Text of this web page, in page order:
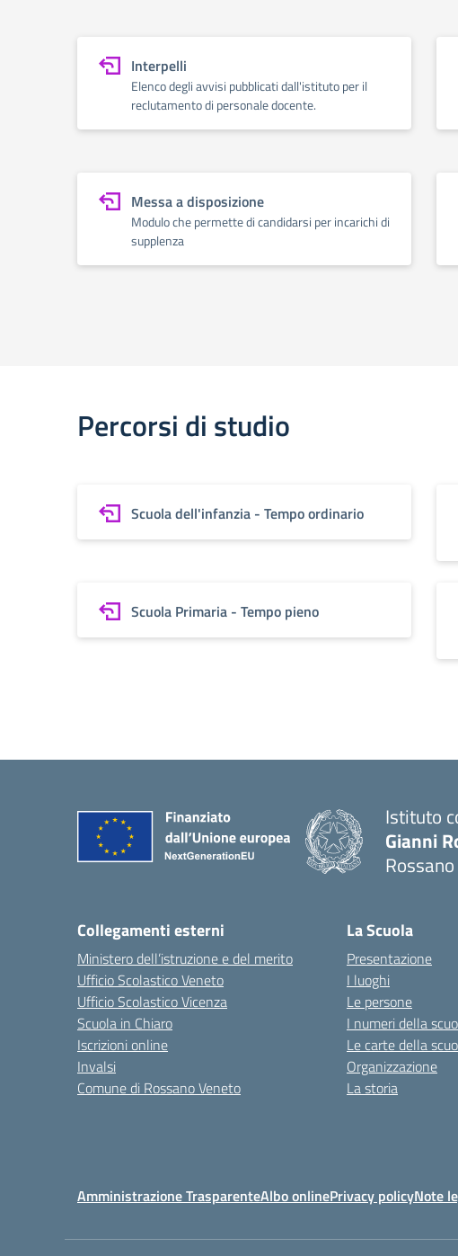
Interpelli
Elenco degli avvisi pubblicati dall'istituto per il
reclutamento di personale docente.
Messa a disposizione
Modulo che permette di candidarsi per incarichi di
supplenza
Percorsi di studio
Scuola dell'infanzia - Tempo ordinario
Scuola Primaria - Tempo pieno
Istituto
Gianni
Collegamenti esterni
Ministero dell’istruzione e del merito
Ufficio Scolastico Veneto
Ufficio Scolastico Vicenza
Scuola in Chiaro
Iscrizioni online
Invalsi
Comune di Rossano Veneto
La Scuola
Presentazione
I luoghi
Le persone
I numeri della
Le carte della
Organizzazione
La storia
Amministrazione TrasparenteAlbo onlinePrivacy policyNote